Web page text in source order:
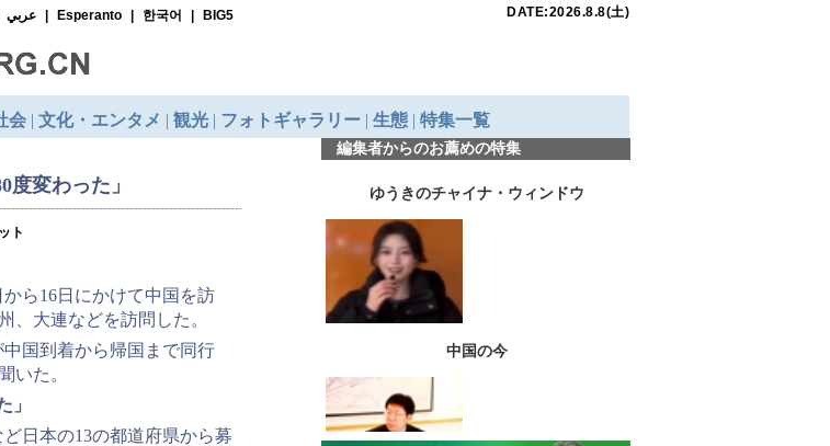
変わった」
ト
ら16日にかけて中国を訪
、大連などを訪問した。
国到着から帰国まで同行
いた。
」
日本の13の都道府県から募